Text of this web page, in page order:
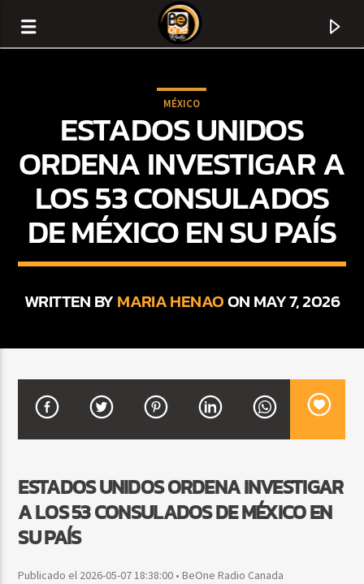
CURRENT TRACK
ARTIST
2:00 PM 5:00 PM
MÉXICO
ESTADOS UNIDOS
ORDENA INVESTIGAR A
LOS 53 CONSULADOS
DE MÉXICO EN SU PAÍS
WRITTEN BYMARIA HENAOON MAY 7, 2026
ESTADOS UNIDOS ORDENA INVESTIGAR
A LOS 53 CONSULADOS DE MÉXICO EN
SU PAÍS
Publicado el 2026-05-07 18:38:00 • BeOne Radio Canada